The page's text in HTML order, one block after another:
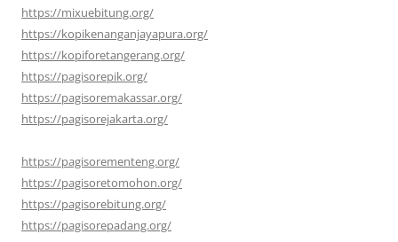
https://mixuebitung.org/
https://kopikenanganjayapura.org/
https://kopiforetangerang.org/
https://pagisorepik.org/
https://pagisoremakassar.org/
https://pagisorejakarta.org/
https://pagisorementeng.org/
https://pagisoretomohon.org/
https://pagisorebitung.org/
https://pagisorepadang.org/